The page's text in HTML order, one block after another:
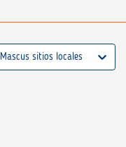
Mascus sitios locales